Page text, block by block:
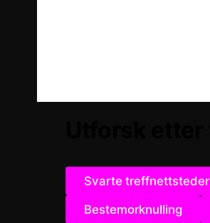
Svarte treffnettsteder
Bestemorknulling